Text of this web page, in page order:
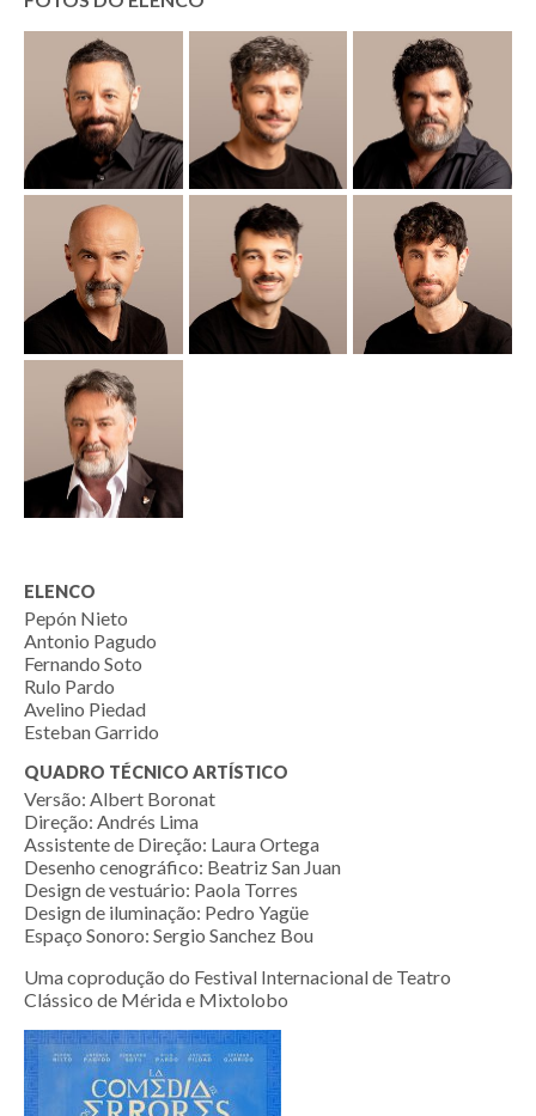
ELENCO
Pepón Nieto
Antonio Pagudo
Fernando Soto
Rulo Pardo
Avelino Piedad
Esteban Garrido
QUADRO TÉCNICO ARTÍSTICO
Versão: Albert Boronat
Direção: Andrés Lima
Assistente de Direção: Laura Ortega
Desenho cenográfico: Beatriz San Juan
Design de vestuário: Paola Torres
Design de iluminação: Pedro Yagüe
Espaço Sonoro: Sergio Sanchez Bou
Uma coprodução do Festival Internacional de Teatro
Clássico de Mérida e Mixtolobo